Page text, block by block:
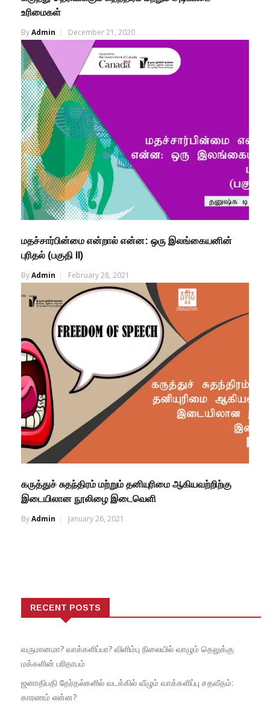
உரிமைகள்
ByAdmin December 21, 2020
மதச்சார்பின்மை என்றால் என்ன: ஒரு இலங்கையனின்
புரிதல் (பகுதி II)
ByAdmin February 28, 2021
கருத்துச் சுதந்திரம் மற்றும் தனியுரிமை ஆகியவற்றிற்கு
இடையிலான நூலிழை இடைவெளி
ByAdmin January 26, 2021
RECENT POSTS
வருமானமா? வாக்களிப்பா? விளிம்பு நிலையில் வாழும் தெலுக்கு
மக்களின் பரிதாபம்
ஜனாதிபதி தேர்தல்களில் வடக்கில் வீழும் வாக்களிப்பு சதவீதம்:
காரணம் என்ன?